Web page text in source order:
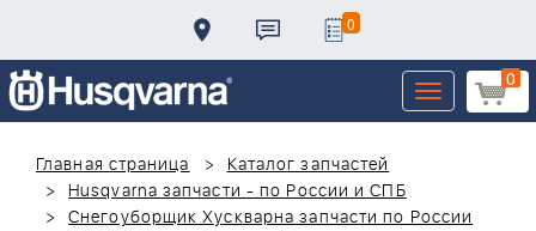
0
0
Toggle
navigation
Главная страница
Каталог запчастей
Husqvarna запчасти - по России и СПБ
Снегоуборщик Хускварна запчасти по России